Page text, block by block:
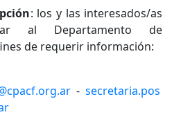
: los y las interesados/as
al Departamento de
de requerir información:
- secretaria.pos